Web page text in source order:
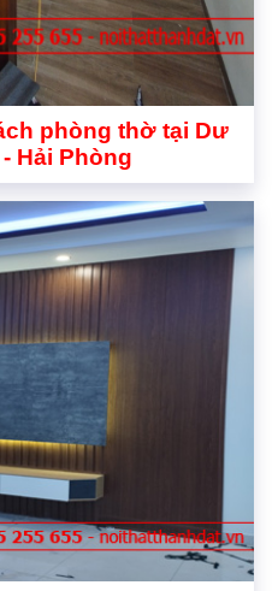
phòng thờ tại Dư
Hải Phòng